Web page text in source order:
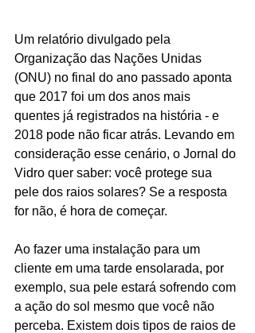
Um relatório divulgado pela
Organização das Nações Unidas
(ONU) no final do ano passado aponta
que 2017 foi um dos anos mais
quentes já registrados na história - e
2018 pode não ficar atrás. Levando em
consideração esse cenário, o Jornal do
Vidro quer saber: você protege sua
pele dos raios solares? Se a resposta
for não, é hora de começar.
Ao fazer uma instalação para um
cliente em uma tarde ensolarada, por
exemplo, sua pele estará sofrendo com
a ação do sol mesmo que você não
perceba. Existem dois tipos de raios de